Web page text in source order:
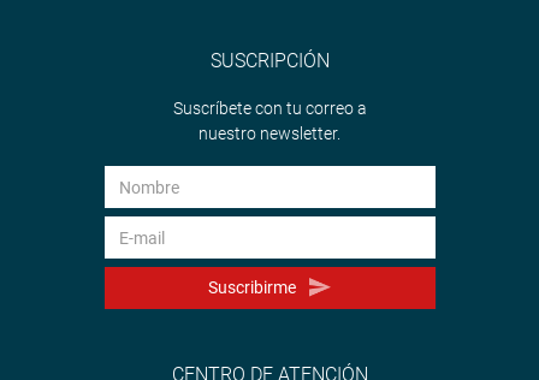
SUSCRIPCIÓN
Suscríbete con tu correo a
nuestro newsletter.
Suscribirme
CENTRO DE ATENCIÓN